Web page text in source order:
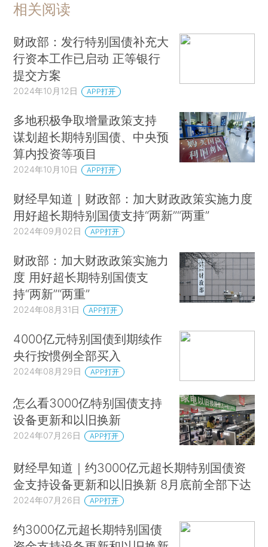
相关阅读
财政部：发行特别国债补充大
行资本工作已启动 正等银行
提交方案
2024年10月12日 APP打开
多地积极争取增量政策支持
谋划超长期特别国债、中央预
算内投资等项目
2024年10月10日 APP打开
财经早知道｜财政部：加大财政政策实施力度
用好超长期特别国债支持“两新”“两重”
2024年09月02日 APP打开
财政部：加大财政政策实施力
度 用好超长期特别国债支
持“两新”“两重”
2024年08月31日 APP打开
4000亿元特别国债到期续作
央行按惯例全部买入
2024年08月29日 APP打开
怎么看3000亿特别国债支持
设备更新和以旧换新
2024年07月26日 APP打开
财经早知道｜约3000亿元超长期特别国债资
金支持设备更新和以旧换新 8月底前全部下达
2024年07月26日 APP打开
约3000亿元超长期特别国债